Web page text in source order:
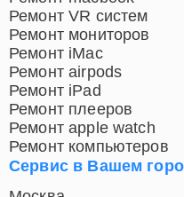
Сервис в Вашем
Ремонт VR систем
Ремонт мониторов
Ремонт iMac
Ремонт airpods
Ремонт iPad
Ремонт плееров
Ремонт apple watch
Ремонт компьютеров